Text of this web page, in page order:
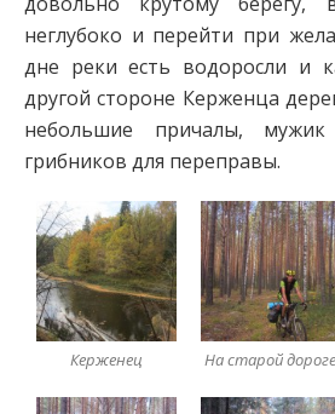
неглубоко и перейти при
дне реки есть водоросли и
другой стороне Керженца
небольшие причалы,
грибников для переправы.
Керженец На старой дороге